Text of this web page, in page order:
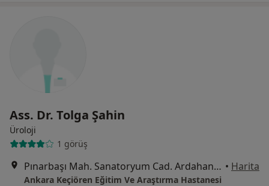
Ass. Dr. Tolga Şahin
Üroloji
1 görüş
Pınarbaşı Mah. Sanatoryum Cad. Ardahan Sok. No:25, Ankara • Harita
Ankara Keçiören Eğitim Ve Araştırma Hastanesi